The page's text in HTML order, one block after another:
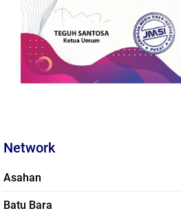
Network
Asahan
Batu Bara